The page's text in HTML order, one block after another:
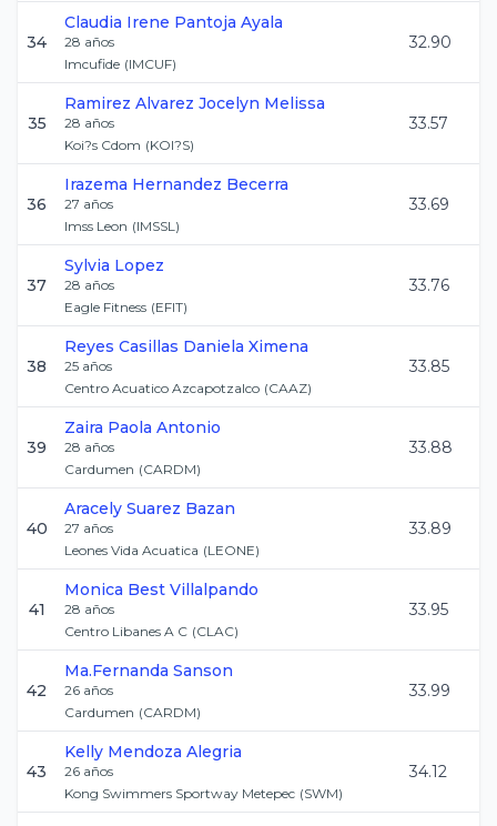
34
Claudia Irene Pantoja Ayala
28 años
Imcufide (IMCUF)
32.90
35
Ramirez Alvarez Jocelyn Melissa
28 años
Koi?s Cdom (KOI?S)
33.57
36
Irazema Hernandez Becerra
27 años
Imss Leon (IMSSL)
33.69
37
Sylvia Lopez
28 años
Eagle Fitness (EFIT)
33.76
38
Reyes Casillas Daniela Ximena
25 años
Centro Acuatico Azcapotzalco (CAAZ)
33.85
39
Zaira Paola Antonio
28 años
Cardumen (CARDM)
33.88
40
Aracely Suarez Bazan
27 años
Leones Vida Acuatica (LEONE)
33.89
41
Monica Best Villalpando
28 años
Centro Libanes A C (CLAC)
33.95
42
Ma.Fernanda Sanson
26 años
Cardumen (CARDM)
33.99
43
Kelly Mendoza Alegria
26 años
Kong Swimmers Sportway Metepec (SWM)
34.12